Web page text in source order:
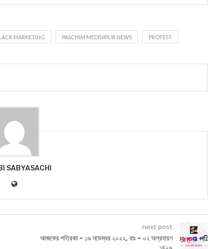
MARKETING PASCHIM MEDINIPUR NEWS PROTEST
SABYASACHI
next post
আজকের পত্রিকা – ১৯ নভেম্বর ২০২২, বাঃ – ০২ অগ্রহায়ণ